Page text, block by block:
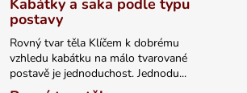
Kabátky a saka podle typu
postavy
Rovný tvar těla Klíčem k dobrému
vzhledu kabátku na málo tvarované
postavě je jednoduchost. Jednodu...